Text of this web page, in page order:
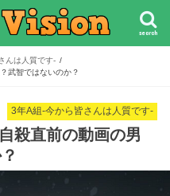
search
んは人質です-
武智ではないのか？
3年A組-今から皆さんは人質です-
殺直前の動画の男